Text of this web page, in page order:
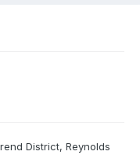
District, Reynolds